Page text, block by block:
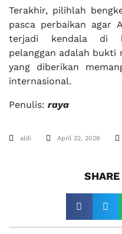
Terakhir, pilihlah
pasca perbaikan agar
terjadi kendala di
pelanggan adalah bukti
yang diberikan
internasional.
Penulis: raya
aldi April 22, 2026